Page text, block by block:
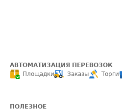
АВТОМАТИЗАЦИЯ ПЕРЕВОЗОК
Площадки
Заказы Торги
ПОЛЕЗНОЕ